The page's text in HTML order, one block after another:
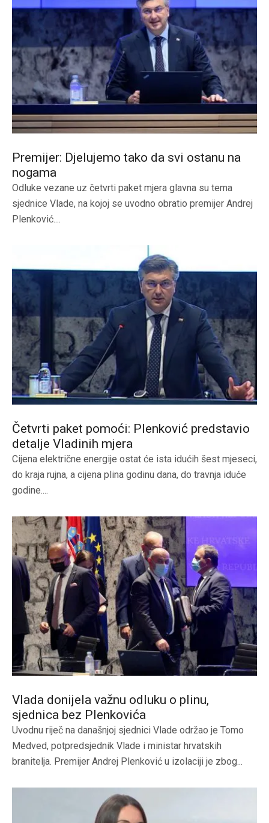
Premijer: Djelujemo tako da svi ostanu na
nogama
Odluke vezane uz četvrti paket mjera glavna su tema
sjednice Vlade, na kojoj se uvodno obratio premijer Andrej
Plenković....
Četvrti paket pomoći: Plenković predstavio
detalje Vladinih mjera
Cijena električne energije ostat će ista idućih šest mjeseci,
do kraja rujna, a cijena plina godinu dana, do travnja iduće
godine....
Vlada donijela važnu odluku o plinu,
sjednica bez Plenkovića
Uvodnu riječ na današnjoj sjednici Vlade održao je Tomo
Medved, potpredsjednik Vlade i ministar hrvatskih
branitelja. Premijer Andrej Plenković u izolaciji je zbog...